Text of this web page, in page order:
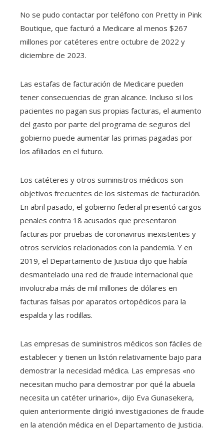
No se pudo contactar por teléfono con Pretty in Pink
Boutique, que facturó a Medicare al menos $267
millones por catéteres entre octubre de 2022 y
diciembre de 2023.
Las estafas de facturación de Medicare pueden
tener consecuencias de gran alcance. Incluso si los
pacientes no pagan sus propias facturas, el aumento
del gasto por parte del programa de seguros del
gobierno puede aumentar las primas pagadas por
los afiliados en el futuro.
Los catéteres y otros suministros médicos son
objetivos frecuentes de los sistemas de facturación.
En abril pasado, el gobierno federal presentó cargos
penales contra 18 acusados ​​que presentaron
facturas por pruebas de coronavirus inexistentes y
otros servicios relacionados con la pandemia. Y en
2019, el Departamento de Justicia dijo que había
desmantelado una red de fraude internacional que
involucraba más de mil millones de dólares en
facturas falsas por aparatos ortopédicos para la
espalda y las rodillas.
Las empresas de suministros médicos son fáciles de
establecer y tienen un listón relativamente bajo para
demostrar la necesidad médica. Las empresas «no
necesitan mucho para demostrar por qué la abuela
necesita un catéter urinario», dijo Eva Gunasekera,
quien anteriormente dirigió investigaciones de fraude
en la atención médica en el Departamento de Justicia.